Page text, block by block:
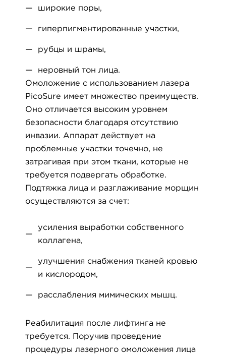
широкие поры,
гиперпигментированные участки,
рубцы и шрамы,
неровный тон лица.
Омоложение с использованием лазера
PicoSure имеет множество преимуществ.
Оно отличается высоким уровнем
безопасности благодаря отсутствию
инвазии. Аппарат действует на
проблемные участки точечно, не
затрагивая при этом ткани, которые не
требуется подвергать обработке.
Подтяжка лица и разглаживание морщин
осуществляются за счет:
усиления выработки собственного
коллагена,
улучшения снабжения тканей кровью
и кислородом,
расслабления мимических мышц.
Реабилитация после лифтинга не
требуется. Поручив проведение
процедуры лазерного омоложения лица